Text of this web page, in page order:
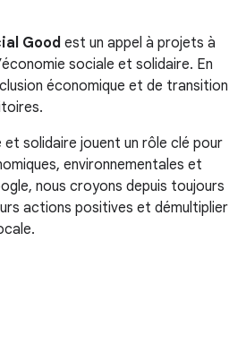
Good est un appel à projets à
sociale et solidaire. En
économique et de transition
solidaire jouent un rôle clé pour
environnementales et
nous croyons depuis toujours
actions positives et démultiplier